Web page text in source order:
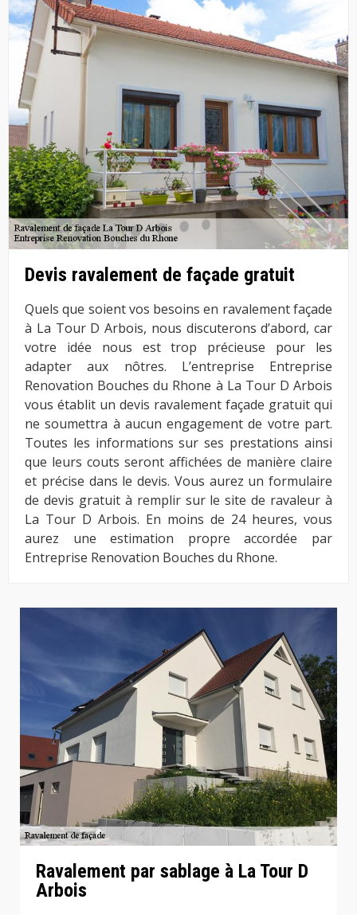
Devis ravalement de façade gratuit
Quels que soient vos besoins en ravalement façade
à La Tour D Arbois, nous discuterons d’abord, car
votre idée nous est trop précieuse pour les
adapter aux nôtres. L’entreprise Entreprise
Renovation Bouches du Rhone à La Tour D Arbois
vous établit un devis ravalement façade gratuit qui
ne soumettra à aucun engagement de votre part.
Toutes les informations sur ses prestations ainsi
que leurs couts seront affichées de manière claire
et précise dans le devis. Vous aurez un formulaire
de devis gratuit à remplir sur le site de ravaleur à
La Tour D Arbois. En moins de 24 heures, vous
aurez une estimation propre accordée par
Entreprise Renovation Bouches du Rhone.
Ravalement par sablage à La Tour D
Arbois